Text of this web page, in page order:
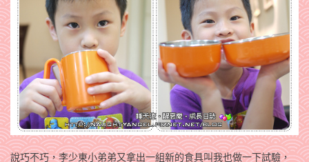
說巧不巧，李少東小弟弟又拿出一組新的食具叫我也做一下試驗，